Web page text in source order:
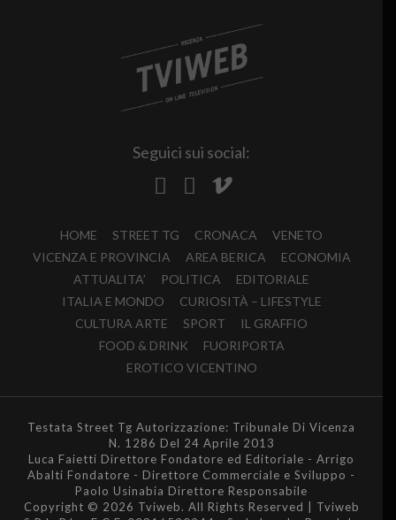
Seguici sui social:
HOME STREET TG CRONACA
VENETO
VICENZA E PROVINCIA
AREA BERICA
ECONOMIA
ATTUALITA’
POLITICA
EDITORIALE
ITALIA E MONDO
CURIOSITÀ – LIFESTYLE
CULTURA ARTE
SPORT
IL GRAFFIO
FOOD & DRINK
FUORIPORTA
EROTICO VICENTINO
Testata Street Tg Autorizzazione: Tribunale Di Vicenza
N. 1286 Del 24 Aprile 2013
Luca Faietti Direttore Fondatore ed Editoriale - Arrigo
Abalti Fondatore - Direttore Commerciale e Sviluppo -
Paolo Usinabia Direttore Responsabile
Copyright © 2026 Tviweb. All Rights Reserved | Tviweb